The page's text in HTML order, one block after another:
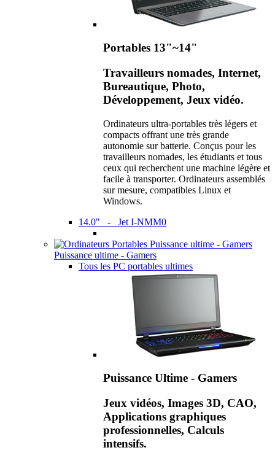
Portables 13"~14"
Travailleurs nomades, Internet,
Bureautique, Photo,
Développement, Jeux vidéo.
Ordinateurs ultra-portables très légers et
compacts offrant une très grande
autonomie sur batterie. Conçus pour les
travailleurs nomades, les étudiants et tous
ceux qui recherchent une machine légère et
facile à transporter. Ordinateurs assemblés
sur mesure, compatibles Linux et
Windows.
14.0" - Jet I-NMM0
Puissance ultime - Gamers
Tous les PC portables ultimes
Puissance Ultime - Gamers
Jeux vidéos, Images 3D, CAO,
Applications graphiques
professionnelles, Calculs
intensifs.